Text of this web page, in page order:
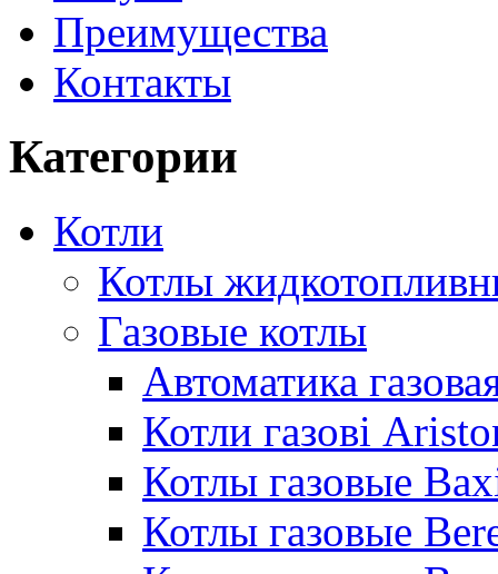
Преимущества
Контакты
Категории
Котли
Котлы
Газовые котлы
Автоматика
Котли газові
Котлы газовые
Котлы газовые